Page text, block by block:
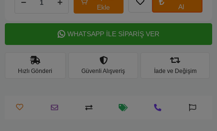
Ekle
Al
WHATSAPP İLE SİPARİŞ VER
Hızlı Gönderi Güvenli Alışveriş İade ve Değişim